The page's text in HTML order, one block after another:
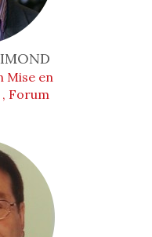
Mise en
, Forum